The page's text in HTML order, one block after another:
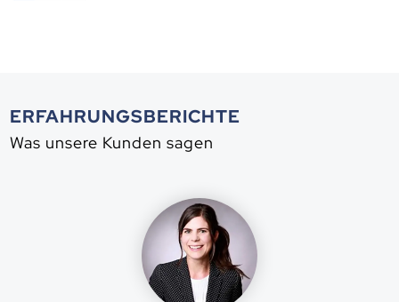
ERFAHRUNGSBERICHTE
Was unsere Kunden sagen